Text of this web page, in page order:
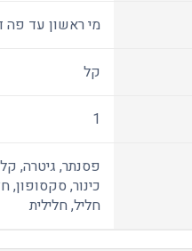
מי ראשון עד פה
קל
1
פסנתר, גיטרה,
כינור, סקסופון,
חליל, חלילית